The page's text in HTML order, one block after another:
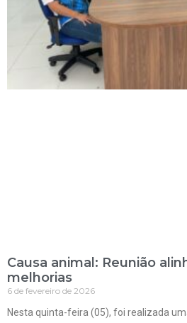
Causa animal: Reunião
melhorias
6 de fevereiro de 2026
Nesta quinta-feira (05), foi realizada